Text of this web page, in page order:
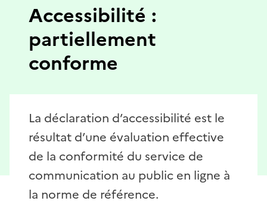
Accessibilité :
partiellement
conforme
La déclaration d’accessibilité est le
résultat d’une évaluation effective
de la conformité du service de
communication au public en ligne à
la norme de référence.